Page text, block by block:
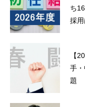
ち
採
【
手
題